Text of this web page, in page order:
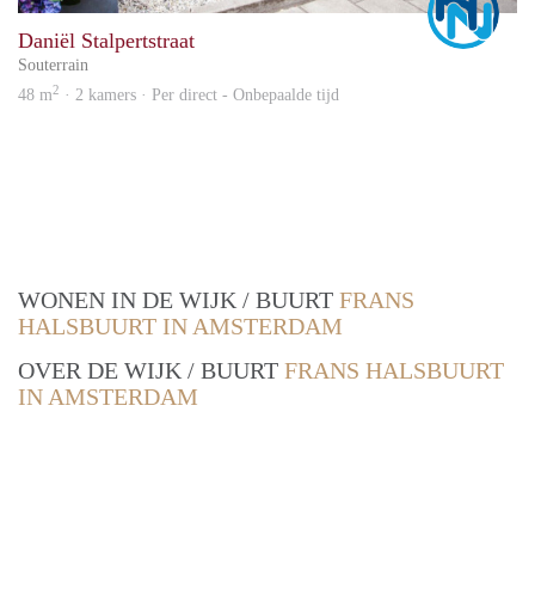
Daniël Stalpertstraat
Souterrain
48 m2 · 2 kamers · Per direct - Onbepaalde tijd
WONEN IN DE WIJK / BUURT FRANS
HALSBUURT IN AMSTERDAM
OVER DE WIJK / BUURT FRANS HALSBUURT
IN AMSTERDAM